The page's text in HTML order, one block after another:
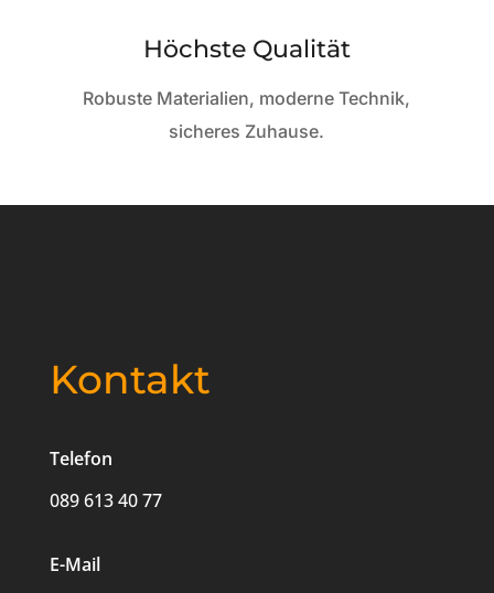
Höchste Qualität
Robuste Materialien, moderne Technik,
sicheres Zuhause.
Kontakt
Telefon
089 613 40 77
E-Mail